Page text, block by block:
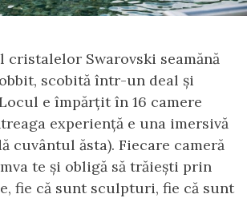
cristalelor Swarovski seamănă
scobită într-un deal și
e împărțit în 16 camere
experiență e una imersivă
cuvântul ăsta). Fiecare cameră
te și obligă să trăiești prin
fie că sunt sculpturi, fie că sunt